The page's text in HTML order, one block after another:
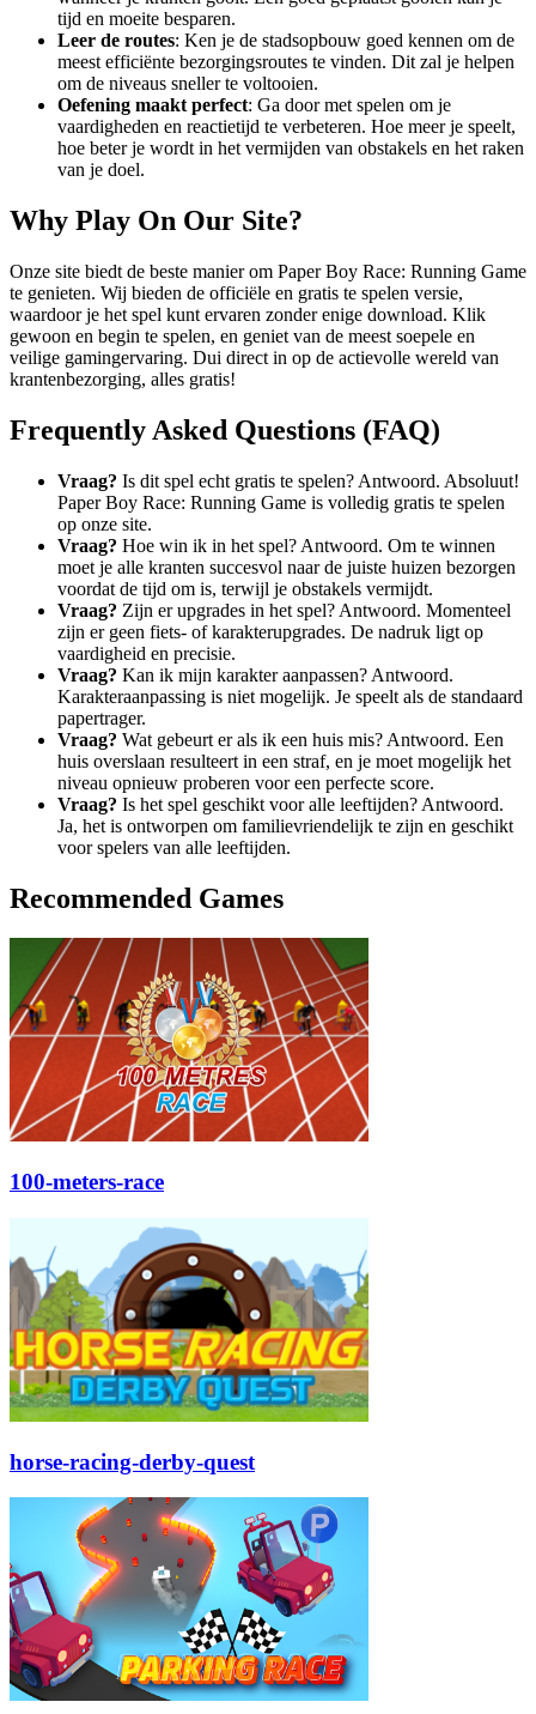
tijd en moeite besparen.
Leer de routes: Ken je de stadsopbouw goed kennen om de
meest efficiënte bezorgingsroutes te vinden. Dit zal je helpen
om de niveaus sneller te voltooien.
Oefening maakt perfect: Ga door met spelen om je
vaardigheden en reactietijd te verbeteren. Hoe meer je speelt,
hoe beter je wordt in het vermijden van obstakels en het raken
van je doel.
Why Play On Our Site?
Onze site biedt de beste manier om Paper Boy Race: Running Game
te genieten. Wij bieden de officiële en gratis te spelen versie,
waardoor je het spel kunt ervaren zonder enige download. Klik
gewoon en begin te spelen, en geniet van de meest soepele en
veilige gamingervaring. Dui direct in op de actievolle wereld van
krantenbezorging, alles gratis!
Frequently Asked Questions (FAQ)
Vraag? Is dit spel echt gratis te spelen? Antwoord. Absoluut!
Paper Boy Race: Running Game is volledig gratis te spelen
op onze site.
Vraag? Hoe win ik in het spel? Antwoord. Om te winnen
moet je alle kranten succesvol naar de juiste huizen bezorgen
voordat de tijd om is, terwijl je obstakels vermijdt.
Vraag? Zijn er upgrades in het spel? Antwoord. Momenteel
zijn er geen fiets- of karakterupgrades. De nadruk ligt op
vaardigheid en precisie.
Vraag? Kan ik mijn karakter aanpassen? Antwoord.
Karakteraanpassing is niet mogelijk. Je speelt als de standaard
papertrager.
Vraag? Wat gebeurt er als ik een huis mis? Antwoord. Een
huis overslaan resulteert in een straf, en je moet mogelijk het
niveau opnieuw proberen voor een perfecte score.
Vraag? Is het spel geschikt voor alle leeftijden? Antwoord.
Ja, het is ontworpen om familievriendelijk te zijn en geschikt
voor spelers van alle leeftijden.
Recommended Games
100-meters-race
horse-racing-derby-quest